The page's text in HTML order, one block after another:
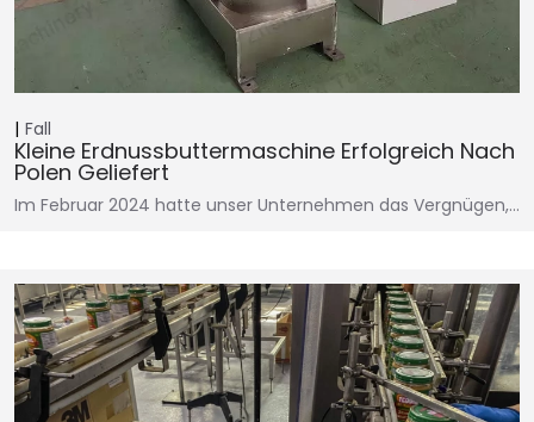
Fall
Kleine Erdnussbuttermaschine Erfolgreich Nach
Polen Geliefert
Im Februar 2024 hatte unser Unternehmen das Vergnügen,…